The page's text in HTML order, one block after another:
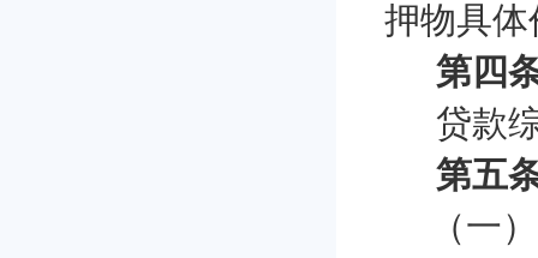
押物具
第四
贷款
第五
（一